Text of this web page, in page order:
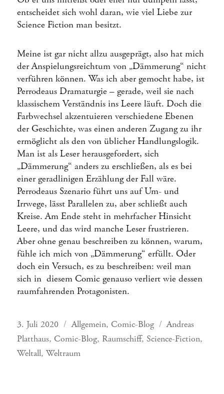
entscheidet sich wohl daran, wie viel Liebe zur
Science Fiction man besitzt.
Meine ist gar nicht allzu ausgeprägt, also hat mich
der Anspielungsreichtum von „Dämmerung“ nicht
verführen können. Was ich aber gemocht habe, ist
Perrodeaus Dramaturgie – gerade, weil sie nach
klassischem Verständnis ins Leere läuft. Doch die
Farbwechsel akzentuieren verschiedene Ebenen
der Geschichte, was einen anderen Zugang zu ihr
ermöglicht als den von üblicher Handlungslogik.
Man ist als Leser herausgefordert, sich
„Dämmerung“ anders zu erschließen, als es bei
einer geradlinigen Erzählung der Fall wäre.
Perrodeaus Szenario führt uns auf Um- und
Irrwege, lässt Parallelen zu, aber schließt auch
Kreise. Am Ende steht in mehrfacher Hinsicht
Leere, und das wird manche Leser frustrieren.
Aber ohne genau beschreiben zu können, warum,
fühle ich mich von „Dämmerung“ erfüllt. Oder
doch ein Versuch, es zu beschreiben: weil man
sich in diesem Comic genauso verliert wie dessen
raumfahrenden Protagonisten.
Veröffentlicht
am
3. Juli 2020 Kategorien
Allgemein, Comic-Blog Schlagwörter
Andreas
Platthaus, Comic-Blog, Raumschiff,Science-Fiction,
Weltall,Weltraum